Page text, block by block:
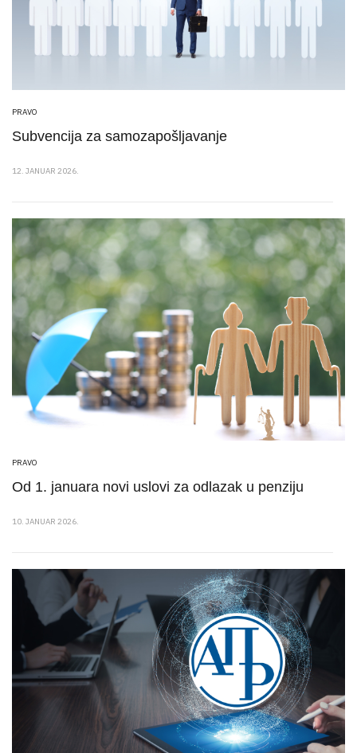
PRAVO
Subvencija za samozapošljavanje
12. JANUAR 2026.
PRAVO
Od 1. januara novi uslovi za odlazak u penziju
10. JANUAR 2026.